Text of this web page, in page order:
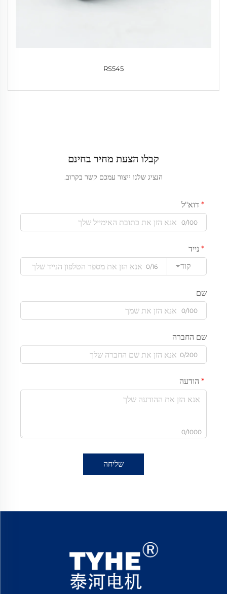
RS545
קבלו הצעת מחיר בחינם
הנציג שלנו ייצור עמכם קשר בקרוב.
דוא"ל
0/100
נייד
קוד
0/16
שם
0/100
שם החברה
0/200
הודעה
0/1000
שליחה